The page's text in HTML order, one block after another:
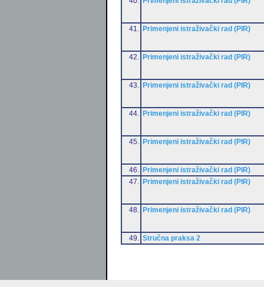
41. Primenjeni istraživački rad (PIR)
42. Primenjeni istraživački rad (PIR)
43. Primenjeni istraživački rad (PIR)
44. Primenjeni istraživački rad (PIR)
45. Primenjeni istraživački rad (PIR)
46.
Primenjeni istraživački rad (PIR)
47.
Primenjeni istraživački rad (PIR)
48. Primenjeni istraživački rad (PIR)
49. Stručna praksa 2